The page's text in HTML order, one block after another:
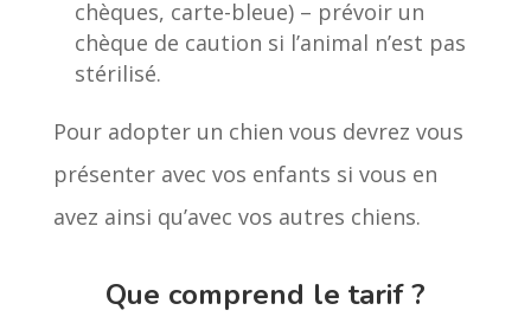
chèques, carte-bleue) – prévoir un
chèque de caution si l’animal n’est pas
stérilisé.
Pour adopter un chien vous devrez vous
présenter avec vos enfants si vous en
avez ainsi qu’avec vos autres chiens.
Que comprend le tarif ?